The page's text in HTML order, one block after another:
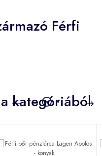
Férfi
kategóriából